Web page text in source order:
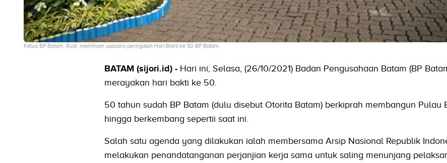
Ketua BP Batam, Rudi, memimpin upacara peringatan Hari Bakti ke 50 BP Batam.
BATAM (sijori.id) - Hari ini, Selasa, (26/10/2021) Badan Pengusahaan Batam (BP
merayakan hari bakti ke 50.
50 tahun sudah BP Batam (dulu disebut Otorita Batam) berkiprah membangun Pulau
hingga berkembang sepertii saat ini.
Salah satu agenda yang dilakukan ialah membersama Arsip Nasional Republik
melakukan penandatanganan perjanjian kerja sama untuk saling menunjang